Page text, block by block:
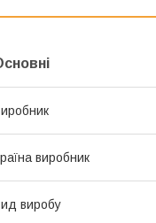
виробник
виробу